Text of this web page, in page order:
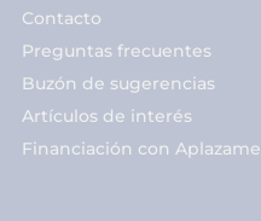
Contacto
Preguntas frecuentes
Buzón de sugerencias
Artículos de interés
Financiación con Aplazame